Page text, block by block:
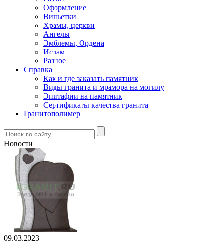
Оформление
Виньетки
Храмы, церкви
Ангелы
Эмблемы, Ордена
Ислам
Разное
Справка
Как и где заказать памятник
Виды гранита и мрамора на могилу
Эпитафии на памятник
Сертификаты качества гранита
Гранитополимер
Новости
09.03.2023